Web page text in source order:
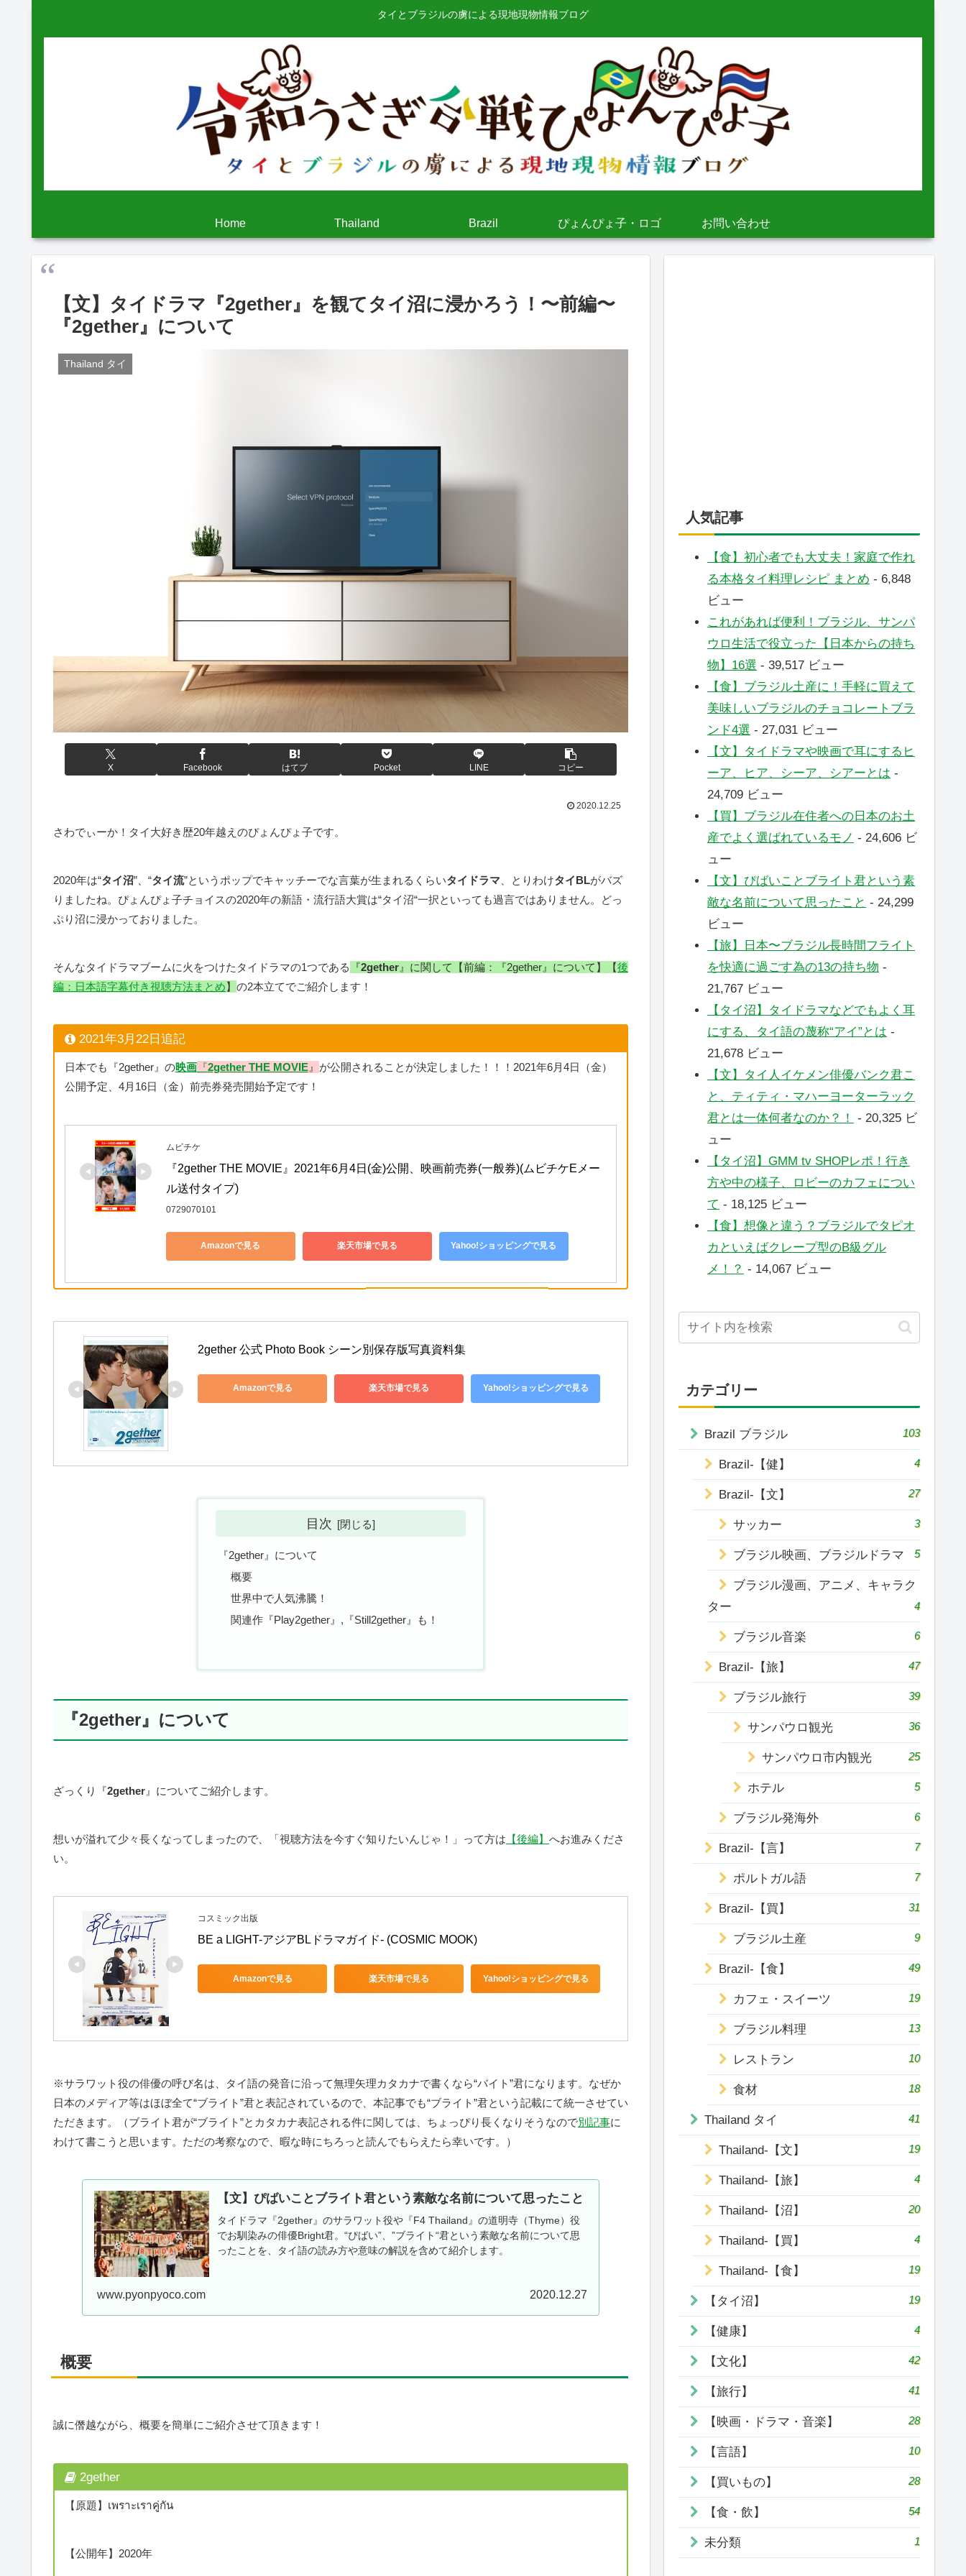
タイとブラジルの虜による現地現物情報ブログ
Home Thailand Brazil ぴょんぴょ子・ロゴ お問い合わせ
【文】タイドラマ『2gether』を観てタイ沼に浸かろう！〜前編〜
『2gether』について
Thailand タイ
X Facebook はてブ Pocket LINE コピー
2020.12.25
さわでぃーか！タイ大好き歴20年越えのぴょんぴょ子です。
2020年は“タイ沼”、“タイ流”というポップでキャッチーでな言葉が生まれるくらいタイドラマ 、とりわけタイBLがバズ
りましたね。ぴょんぴょ子チョイスの2020年の新語・流行語大賞は“タイ沼“一択といっても過言ではありません。どっ
ぷり沼に浸かっておりました。
そんなタイドラマブームに火をつけたタイドラマの1つである 『2gether 』に関して【前編：『2gether』について】【後
編：日本語字幕付き視聴方法まとめ】 の2本立てでご紹介します！
2021年3月22日追記
日本でも『2gether』の映画『2gether THE MOVIE』 が公開されることが決定しました！！！2021年6月4日（金）
公開予定、4月16日（金）前売券発売開始予定です！
ムビチケ
『2gether THE MOVIE』2021年6月4日(金)公開、映画前売券(一般券)(ムビチケEメー
ル送付タイプ)
0729070101
Amazonで見る 楽天市場で見る Yahoo!ショッピングで見る
2gether 公式 Photo Book シーン別保存版写真資料集
Amazonで見る 楽天市場で見る Yahoo!ショッピングで見る
目次
『2gether』について
概要
世界中で人気沸騰！
関連作『Play2gether』,『Still2gether』も！
『2gether』について
ざっくり『2gether 』についてご紹介します。
想いが溢れて少々長くなってしまったので、「視聴方法を今すぐ知りたいんじゃ！」って方は 【後編】 へお進みくださ
い。
コスミック出版
BE a LIGHT-アジアBLドラマガイド- (COSMIC MOOK)
Amazonで見る 楽天市場で見る Yahoo!ショッピングで見る
※サラワット役の俳優の呼び名は、タイ語の発音に沿って無理矢理カタカナで書くなら“バイト”君になります。なぜか
日本のメディア等はほぼ全て“ブライト”君と表記されているので、本記事でも“ブライト”君という記載にて統一させてい
ただきます。（ブライト君が“ブライト”とカタカナ表記される件に関しては、ちょっぴり長くなりそうなので別記事に
わけて書こうと思います。ただの考察なので、暇な時にちろっと読んでもらえたら幸いです。）
【文】ぴばいことブライト君という素敵な名前について思ったこと
タイドラマ『2gether』のサラワット役や『F4 Thailand』の道明寺（Thyme）役
でお馴染みの俳優Bright君。“ぴばい”、”ブライト“君という素敵な名前について思
ったことを、タイ語の読み方や意味の解説を含めて紹介します。
www.pyonpyoco.com 2020.12.27
概要
誠に僭越ながら、概要を簡単にご紹介させて頂きます！
2gether
【原題】เพราะเราคู่กัน
【公開年】2020年
人気記事
【食】初心者でも大丈夫！家庭で作れ
る本格タイ料理レシピ まとめ - 6,848
ビュー
これがあれば便利！ブラジル、サンパ
ウロ生活で役立った【日本からの持ち
物】16選 - 39,517 ビュー
【食】ブラジル土産に！手軽に買えて
美味しいブラジルのチョコレートブラ
ンド4選 - 27,031 ビュー
【文】タイドラマや映画で耳にするヒ
ーア、ヒア、シーア、シアーとは -
24,709 ビュー
【買】ブラジル在住者への日本のお土
産でよく選ばれているモノ - 24,606 ビ
ュー
【文】ぴばいことブライト君という素
敵な名前について思ったこと - 24,299
ビュー
【旅】日本〜ブラジル長時間フライト
を快適に過ごす為の13の持ち物 -
21,767 ビュー
【タイ沼】タイドラマなどでもよく耳
にする、タイ語の蔑称“アイ”とは -
21,678 ビュー
【文】タイ人イケメン俳優バンク君こ
と、ティティ・マハーヨーターラック
君とは一体何者なのか？！
- 20,325 ビ
ュー
【タイ沼】GMM tv SHOPレポ！行き
方や中の様子、ロビーのカフェについ
て - 18,125 ビュー
【食】想像と違う？ブラジルでタピオ
カといえばクレープ型のB級グル
メ！？ - 14,067 ビュー
カテゴリー
Brazil ブラジル 103
Brazil-【健】 4
Brazil-【文】 27
サッカー 3
ブラジル映画、ブラジルドラマ 5
ブラジル漫画、アニメ、キャラク
ター
4
ブラジル音楽 6
Brazil-【旅】 47
ブラジル旅行 39
サンパウロ観光 36
サンパウロ市内観光 25
ホテル 5
ブラジル発海外 6
Brazil-【言】 7
ポルトガル語 7
Brazil-【買】 31
ブラジル土産 9
Brazil-【食】 49
カフェ・スイーツ 19
ブラジル料理 13
レストラン 10
食材 18
Thailand タイ 41
Thailand-【文】 19
Thailand-【旅】 4
Thailand-【沼】 20
Thailand-【買】 4
Thailand-【食】 19
【タイ沼】 19
【健康】 4
【文化】 42
【旅行】 41
【映画・ドラマ・音楽】 28
【言語】 10
【買いもの】 28
【食・飲】 54
未分類 1